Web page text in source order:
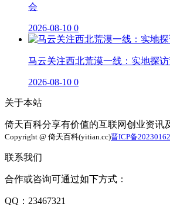
会
2026-08-10 0
马云关注西北荒漠一线：实地探
2026-08-10 0
关于本站
倚天百科分享有价值的互联网创业资讯
Copyright @ 倚天百科(yitian.cc)晋ICP备
联系我们
合作或咨询可通过如下方式：
QQ：23467321